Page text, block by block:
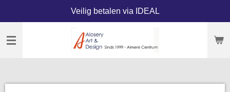
naar
Veilig betalen via IDEAL